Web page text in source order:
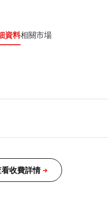
資料相關市場